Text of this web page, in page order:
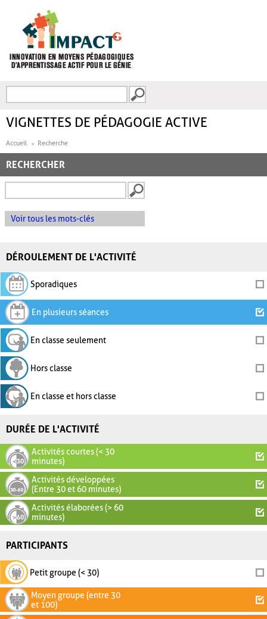
FORMULAIRE DE
VIGNETTES DE PÉDAGOGIE ACTIVE
Accueil Recherche
RECHERCHER
Voir tous les mots-clés
DÉROULEMENT DE L'ACTIVITÉ
Sporadiques
En plusieurs séances
En classe seulement
Hors classe
En classe et hors classe
DURÉE DE L'ACTIVITÉ
Activités courtes (< 30
minutes)
Activités développées
(Entre 30 et 60 minutes)
Activités élaborées (> 60
minutes)
PARTICIPANTS
Petit groupe (< 30)
Moyen groupe (entre 30
et 100)